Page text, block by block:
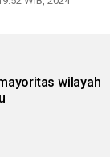
wilayah